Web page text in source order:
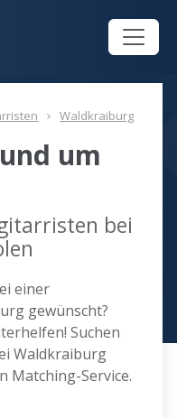
Waldkraiburg
um
bei
einer
gewünscht?
Suchen
Waldkraiburg
Matching-Service.